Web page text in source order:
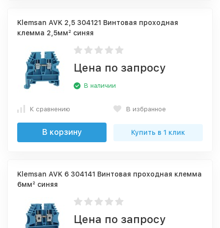
Klemsan AVK 2,5 304121 Винтовая проходная
клемма 2,5мм² синяя
Цена по запросу
В наличии
К сравнению В избранное
В корзину Купить в 1 клик
Klemsan AVK 6 304141 Винтовая проходная клемма
6мм² синяя
Цена по запросу